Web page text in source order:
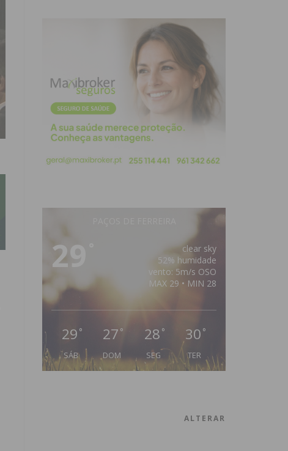
29
clear sky
52% humidade
vento: 5m/s OSO
MAX 29 • MIN 28
29 °
SÁB
27 °
DOM
28 °
SEG
30 °
TER
ALTERAR